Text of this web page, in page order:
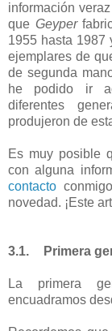
información
que Geyper
1955 hasta 1987
ejemplares de
de segunda
he podido ir
diferentes
produjeron de
Es muy posible
con alguna
contacto
novedad. ¡Este
3.1. Primera
La primera
encuadramos